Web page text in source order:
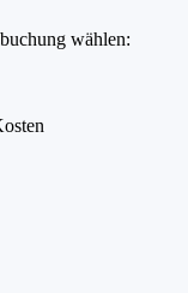
wählen: